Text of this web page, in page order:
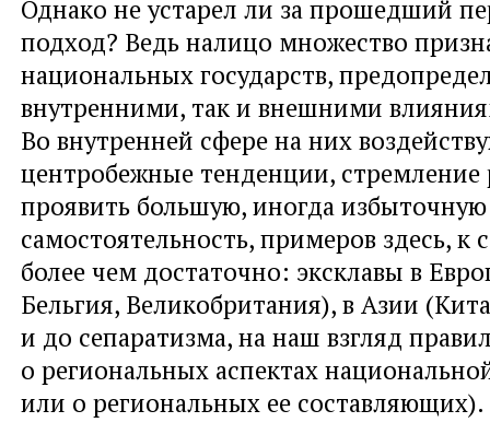
Однако не устарел ли за прошедший
подход? Ведь налицо множество
национальных государств,
внутренними, так и внешними
Во внутренней сфере на них
центробежные тенденции, стремление
проявить большую, иногда избыточную
самостоятельность, примеров здесь, к
более чем достаточно: эксклавы в
Бельгия, Великобритания), в Азии
и до сепаратизма, на наш взгляд
о региональных аспектах
или о региональных ее составляющих).